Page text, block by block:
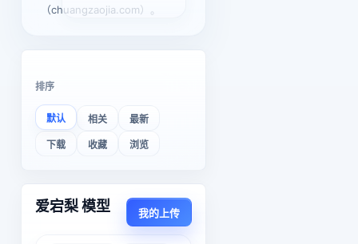
（chuangzaojia.com）。
排序
默认 相关 最新
下载 收藏 浏览
爱宕梨 模型 我的上传